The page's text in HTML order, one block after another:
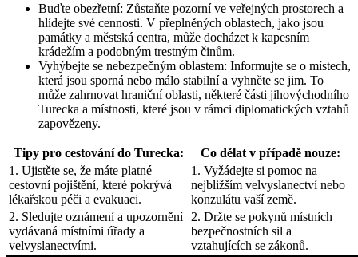
Buďte obezřetní: Zůstaňte pozorní ve veřejných prostorech a
hlídejte své cennosti. V přeplněných oblastech, jako jsou
památky a městská centra, může docházet k kapesním
krádežím a podobným trestným činům.
Vyhýbejte se nebezpečným oblastem: Informujte se o místech,
která jsou sporná nebo málo stabilní a vyhněte se jim. To
může zahrnovat hraniční oblasti, některé části jihovýchodního
Turecka a místnosti, které jsou v rámci diplomatických vztahů
zapovězeny.
Tipy pro cestování do Turecka:
Co dělat v případě nouze:
1. Ujistěte se, že máte platné
cestovní pojištění, které pokrývá
lékařskou péči a evakuaci.
1. Vyžádejte si pomoc na
nejbližším velvyslanectví nebo
konzulátu vaší země.
2. Sledujte oznámení a upozornění
vydávaná místními úřady a
velvyslanectvími.
2. Držte se pokynů místních
bezpečnostních sil a
vztahujících se zákonů.